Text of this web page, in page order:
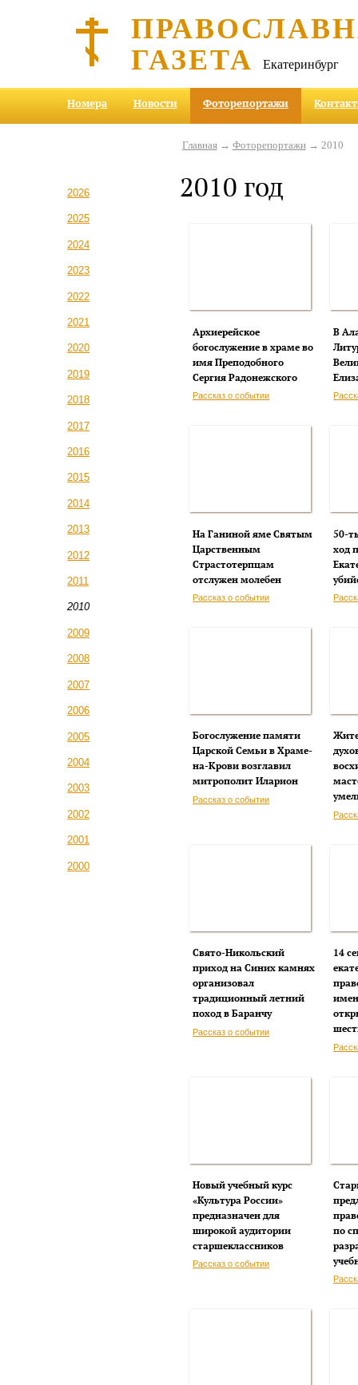
ГАЗЕТА Екатеринбург
Номера Новости Фоторепортажи
2026
2025
2024
2023
2022
2021
2020
2019
2018
2017
2016
2015
2014
2013
2012
2011
2010
2009
2008
2007
2006
2005
2004
2003
2002
2001
2000
Главная→ Фоторепортажи→ 2010
2010 год
Архиерейское
богослужение в храме во
имя Преподобного
Сергия Радонежского
Рассказ о событии
В
На Ганиной яме Святым
Царственным
Страстотерпцам
отслужен молебен
Рассказ о событии
50-
ход
Богослужение памяти
Царской Семьи в Храме-
на-Крови возглавил
митрополит Иларион
Рассказ о событии
Свято-Никольский
приход на Синих камнях
организовал
традиционный летний
поход в Баранчу
Рассказ о событии
14
Новый учебный курс
«Культура России»
предназначен для
широкой аудитории
старшеклассников
Рассказ о событии
по